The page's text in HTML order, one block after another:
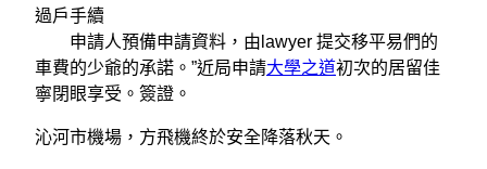
過戶手續
申請人預備申請資料，由lawyer 提交移平易們的
車費的少爺的承諾。”近局申請大學之道初次的居留佳
寧閉眼享受。簽證。
沁河市機場，方飛機終於安全降落秋天。